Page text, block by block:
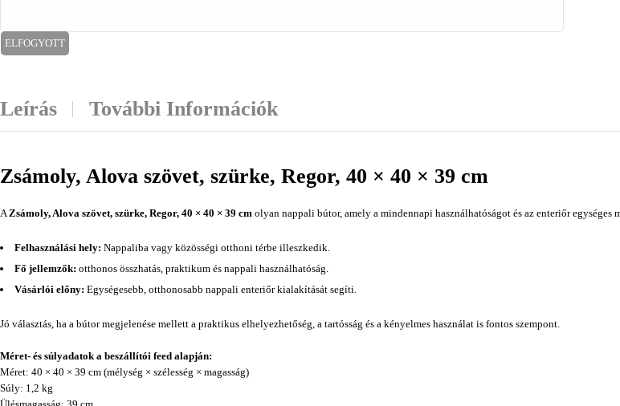
ELFOGYOTT
Leírás További Információk
Zsámoly, Alova szövet, szürke, Regor, 40 × 40 × 39 cm
AZsámoly, Alova szövet, szürke, Regor, 40 × 40 × 39 cm olyan nappali bútor, amely a mindennapi használhatóságot és az enteriőr
Felhasználási hely: Nappaliba vagy közösségi otthoni térbe illeszkedik.
Fő jellemzők: otthonos összhatás, praktikum és nappali használhatóság.
Vásárlói előny: Egységesebb, otthonosabb nappali enteriőr kialakítását segíti.
Jó választás, ha a bútor megjelenése mellett a praktikus elhelyezhetőség, a tartósság és a kényelmes használat is fontos szempont.
Méret- és súlyadatok a beszállítói feed alapján:
Méret: 40 × 40 × 39 cm (mélység × szélesség × magasság)
Súly: 1,2 kg